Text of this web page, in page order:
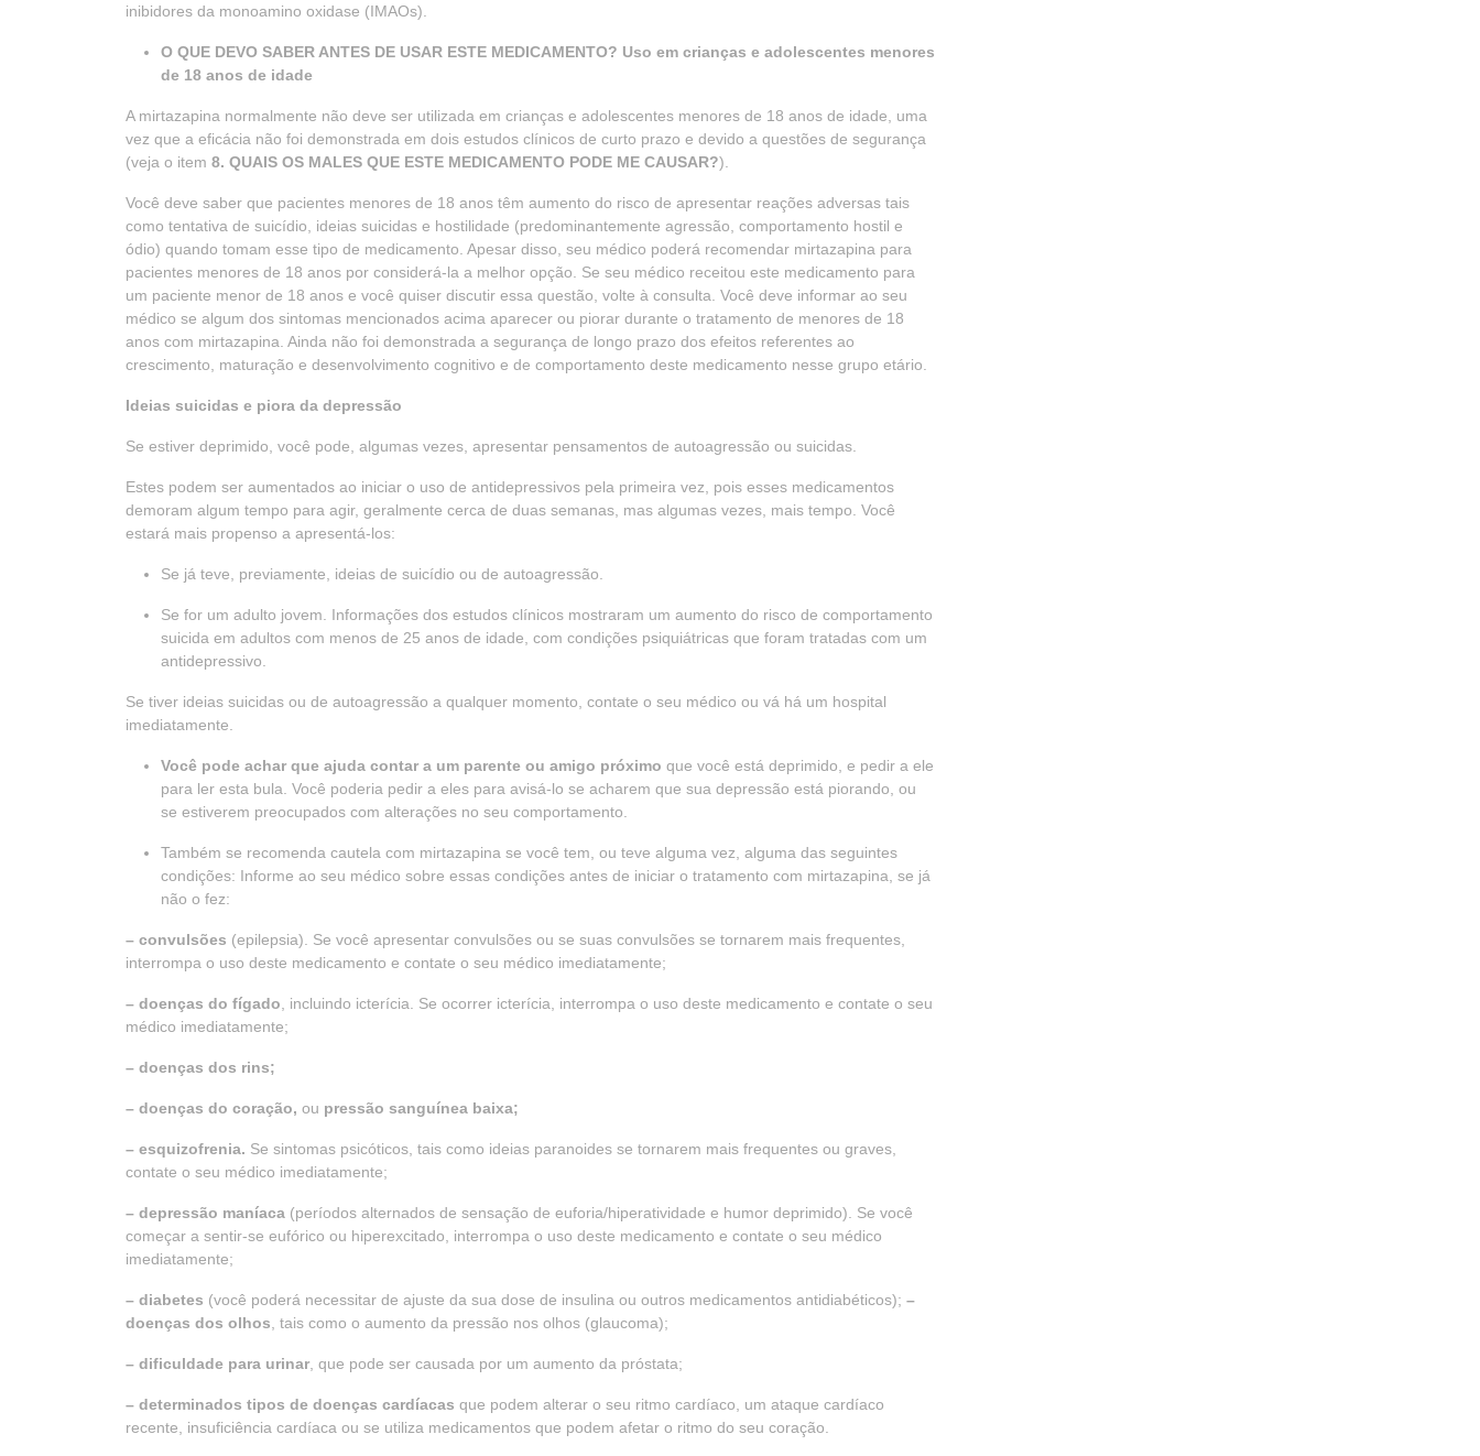
inibidores da monoamino oxidase (IMAOs).
O QUE DEVO SABER ANTES DE USAR ESTE MEDICAMENTO? Uso em crianças e adolescentes menores
de 18 anos de idade
A mirtazapina normalmente não deve ser utilizada em crianças e adolescentes menores de 18 anos de idade, uma
vez que a eficácia não foi demonstrada em dois estudos clínicos de curto prazo e devido a questões de segurança
(veja o item 8. QUAIS OS MALES QUE ESTE MEDICAMENTO PODE ME CAUSAR?).
Você deve saber que pacientes menores de 18 anos têm aumento do risco de apresentar reações adversas tais
como tentativa de suicídio, ideias suicidas e hostilidade (predominantemente agressão, comportamento hostil e
ódio) quando tomam esse tipo de medicamento. Apesar disso, seu médico poderá recomendar mirtazapina para
pacientes menores de 18 anos por considerá-la a melhor opção. Se seu médico receitou este medicamento para
um paciente menor de 18 anos e você quiser discutir essa questão, volte à consulta. Você deve informar ao seu
médico se algum dos sintomas mencionados acima aparecer ou piorar durante o tratamento de menores de 18
anos com mirtazapina. Ainda não foi demonstrada a segurança de longo prazo dos efeitos referentes ao
crescimento, maturação e desenvolvimento cognitivo e de comportamento deste medicamento nesse grupo etário.
Ideias suicidas e piora da depressão
Se estiver deprimido, você pode, algumas vezes, apresentar pensamentos de autoagressão ou suicidas.
Estes podem ser aumentados ao iniciar o uso de antidepressivos pela primeira vez, pois esses medicamentos
demoram algum tempo para agir, geralmente cerca de duas semanas, mas algumas vezes, mais tempo. Você
estará mais propenso a apresentá-los:
Se já teve, previamente, ideias de suicídio ou de autoagressão.
Se for um adulto jovem. Informações dos estudos clínicos mostraram um aumento do risco de comportamento
suicida em adultos com menos de 25 anos de idade, com condições psiquiátricas que foram tratadas com um
antidepressivo.
Se tiver ideias suicidas ou de autoagressão a qualquer momento, contate o seu médico ou vá há um hospital
imediatamente.
Você pode achar que ajuda contar a um parente ou amigo próximo que você está deprimido, e pedir a ele
para ler esta bula. Você poderia pedir a eles para avisá-lo se acharem que sua depressão está piorando, ou
se estiverem preocupados com alterações no seu comportamento.
Também se recomenda cautela com mirtazapina se você tem, ou teve alguma vez, alguma das seguintes
condições: Informe ao seu médico sobre essas condições antes de iniciar o tratamento com mirtazapina, se já
não o fez:
– convulsões (epilepsia). Se você apresentar convulsões ou se suas convulsões se tornarem mais frequentes,
interrompa o uso deste medicamento e contate o seu médico imediatamente;
– doenças do fígado , incluindo icterícia. Se ocorrer icterícia, interrompa o uso deste medicamento e contate o seu
médico imediatamente;
– doenças dos rins;
– doenças do coração, ou pressão sanguínea baixa;
– esquizofrenia. Se sintomas psicóticos, tais como ideias paranoides se tornarem mais frequentes ou graves,
contate o seu médico imediatamente;
– depressão maníaca (períodos alternados de sensação de euforia/hiperatividade e humor deprimido). Se você
começar a sentir-se eufórico ou hiperexcitado, interrompa o uso deste medicamento e contate o seu médico
imediatamente;
– diabetes (você poderá necessitar de ajuste da sua dose de insulina ou outros medicamentos antidiabéticos); –
doenças dos olhos , tais como o aumento da pressão nos olhos (glaucoma);
– dificuldade para urinar , que pode ser causada por um aumento da próstata;
– determinados tipos de doenças cardíacas que podem alterar o seu ritmo cardíaco, um ataque cardíaco
recente, insuficiência cardíaca ou se utiliza medicamentos que podem afetar o ritmo do seu coração.